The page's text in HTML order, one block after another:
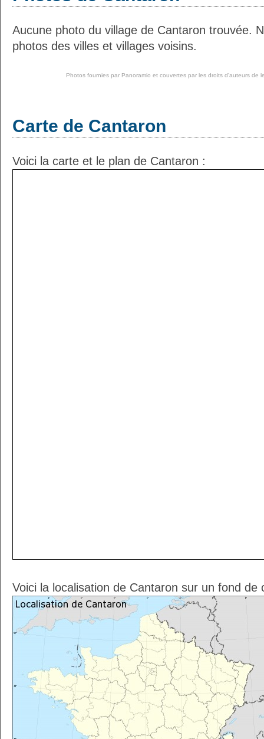
Aucune photo du village de Cantaron trouvée.
photos des villes et villages voisins.
Photos fournies par Panoramio et couvertes par les droits d'auteurs de
Carte de Cantaron
Voici la carte et le plan de Cantaron :
Voici la localisation de Cantaron sur un fond de